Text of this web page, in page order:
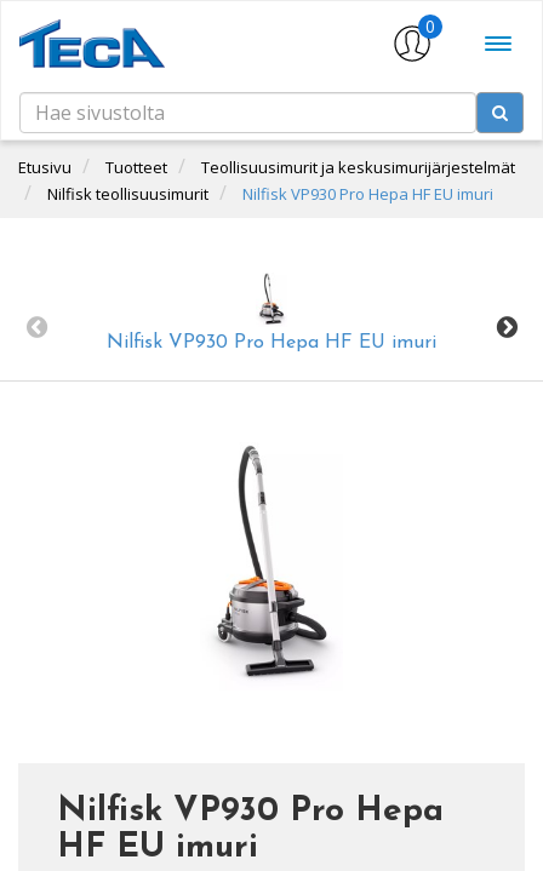
0
Etusivu Tuotteet
Teollisuusimurit ja keskusimurijärjestelmät
Nilfisk teollisuusimurit
Nilfisk VP930 Pro Hepa HF EU imuri
Nilfisk VP930 Pro Hepa HF EU imuri
Nilfisk VP930 Pro Hepa
HF EU imuri